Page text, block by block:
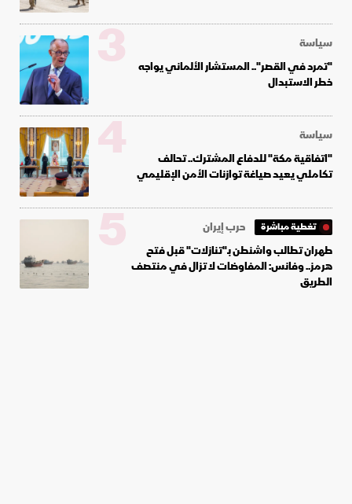
سياسة
"تمرد في القصر".. المستشار الألماني يواجه
خطر الاستبدال
3
سياسة
"اتفاقية مكة" للدفاع المشترك.. تحالف
تكاملي يعيد صياغة توازنات الأمن الإقليمي 4
تغطية مباشرة
حرب إيران
طهران تطالب واشنطن بـ"تنازلات" قبل فتح
هرمز.. وفانس: المفاوضات لا تزال في منتصف
الطريق
5